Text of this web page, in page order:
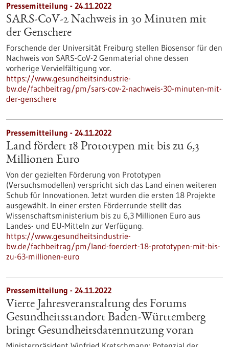
Pressemitteilung - 24.11.2022
SARS-CoV-2 Nachweis in 30 Minuten mit
der Genschere
Forschende der Universität Freiburg stellen Biosensor für den
Nachweis von SARS-CoV-2 Genmaterial ohne dessen
vorherige Vervielfältigung vor.
https://www.gesundheitsindustrie-
bw.de/fachbeitrag/pm/sars-cov-2-nachweis-30-minuten-mit-
der-genschere
Pressemitteilung - 24.11.2022
Land fördert 18 Prototypen mit bis zu 6,3
Millionen Euro
Von der gezielten Förderung von Prototypen
(Versuchsmodellen) verspricht sich das Land einen weiteren
Schub für Innovationen. Jetzt wurden die ersten 18 Projekte
ausgewählt. In einer ersten Förderrunde stellt das
Wissenschaftsministerium bis zu 6,3 Millionen Euro aus
Landes- und EU-Mitteln zur Verfügung.
https://www.gesundheitsindustrie-
bw.de/fachbeitrag/pm/land-foerdert-18-prototypen-mit-bis-
zu-63-millionen-euro
Pressemitteilung - 24.11.2022
Vierte Jahresveranstaltung des Forums
Gesundheitsstandort Baden-Württemberg
bringt Gesundheitsdatennutzung voran